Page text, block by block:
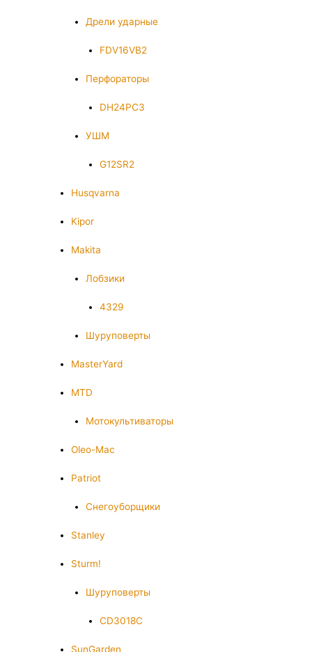
Дрели ударные
FDV16VB2
Перфораторы
DH24PC3
УШМ
G12SR2
Husqvarna
Kipor
Makita
Лобзики
4329
Шуруповерты
MasterYard
MTD
Мотокультиваторы
Oleo-Mac
Patriot
Снегоуборщики
Stanley
Sturm!
Шуруповерты
CD3018C
SunGarden